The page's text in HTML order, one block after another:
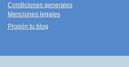
Condiciones generales
Menciones legales
Propón tu blog